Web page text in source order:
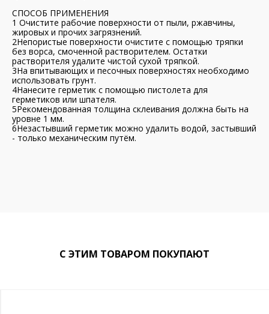
СПОСОБ ПРИМЕНЕНИЯ
1 Очистите рабочие поверхности от пыли, ржавчины,
жировых и прочих загрязнений.
2Непористые поверхности очистите с помощью тряпки
без ворса, смоченной растворителем. Остатки
растворителя удалите чистой сухой тряпкой.
3На впитывающих и песочных поверхностях необходимо
использовать грунт.
4Нанесите герметик с помощью пистолета для
герметиков или шпателя.
5Рекомендованная толщина склеивания должна быть на
уровне 1 мм.
6Незастывший герметик можно удалить водой, застывший
- только механическим путём.
С ЭТИМ ТОВАРОМ ПОКУПАЮТ